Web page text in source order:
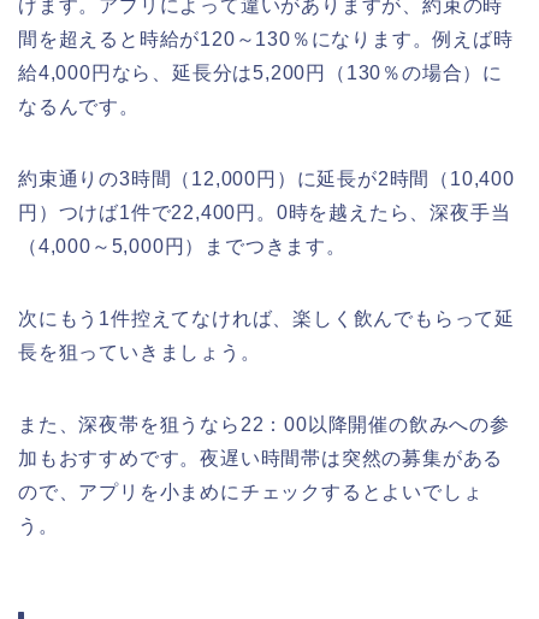
げます。アプリによって違いがありますが、約束の時
間を超えると時給が120～130％になります。例えば時
給4,000円なら、延長分は5,200円（130％の場合）に
なるんです。
約束通りの3時間（12,000円）に延長が2時間（10,400
円）つけば1件で22,400円。0時を越えたら、深夜手当
（4,000～5,000円）までつきます。
次にもう1件控えてなければ、楽しく飲んでもらって延
長を狙っていきましょう。
また、深夜帯を狙うなら22：00以降開催の飲みへの参
加もおすすめです。夜遅い時間帯は突然の募集がある
ので、アプリを小まめにチェックするとよいでしょ
う。